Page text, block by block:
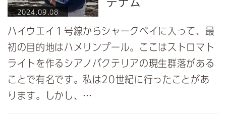
2024.09.08
デナム
ハイウエイ１号線からシャークベイに入って、最
初の目的地はハメリンプール。ここはストロマト
ライトを作るシアノバクテリアの現生群落がある
ことで有名です。私は20世紀に行ったことがあ
ります。しかし、…